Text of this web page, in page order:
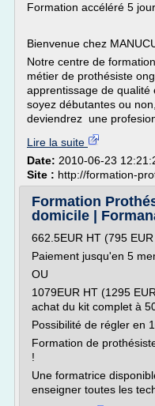
Formation accéléré
Bienvenue chez
Notre centre de
métier de prothésiste
apprentissage de
soyez débutantes ou
deviendrez une
Lire la suite
Date: 2010-06-23
Site : http://formation-
Formation
domicile |
662.5EUR HT (795
Paiement jusqu'en 5
OU
1079EUR HT (1295
achat du kit complet à
Possibilité de régler en
Formation de
!
Une formatrice
enseigner toutes les